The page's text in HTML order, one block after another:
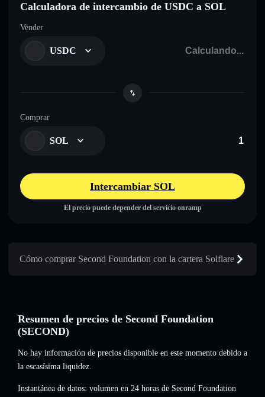
Calculadora de intercambio de USDC a SOL
Vender
USDC
Comprar
SOL
Intercambiar SOL
El precio puede depender del servicio onramp
Cómo comprar Second Foundation con la cartera Solflare
Resumen de precios de Second Foundation
(SECOND)
No hay información de precios disponible en este momento debido a
la escasísima liquidez.
Instantánea de datos: volumen en 24 horas de Second Foundation